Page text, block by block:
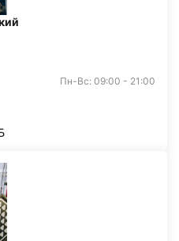
Пн-Вс: 09:00 - 21:00